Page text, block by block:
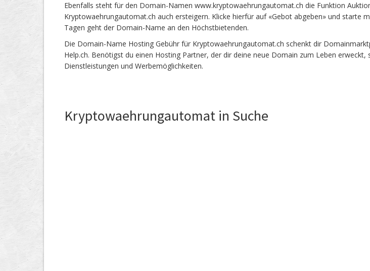
Ebenfalls steht für den Domain-Namen www.kryptowaehrungautomat.ch die Funktion
Kryptowaehrungautomat.ch auch ersteigern. Klicke hierfür auf «Gebot abgeben» und starte
Tagen geht der Domain-Name an den Höchstbietenden.
Die Domain-Name Hosting Gebühr für Kryptowaehrungautomat.ch schenkt dir
Help.ch. Benötigst du einen Hosting Partner, der dir deine neue Domain zum Leben
Dienstleistungen und Werbemöglichkeiten.
Kryptowaehrungautomat in Suche